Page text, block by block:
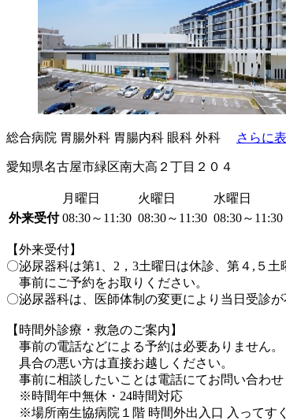
総合病院 胃腸外科 胃腸内科 眼科 外科 さらに
愛知県名古屋市緑区南大高２丁目２０４
月曜日 火曜日 水曜日
外来受付 08:30～11:30 08:30～11:30 08:30～11:30
【外来受付】
〇泌尿器科は第1、2，3土曜日は休診、第４,５
事前にご予約をお取りください。
〇泌尿器科は、医師体制の変更により当日受診
【時間外診療・救急のご案内】
事前の電話などによる予約は必要ありません。
具合の悪い方は直接お越しください。
事前に相談したいことは電話にてお問い合わせ
※時間年中無休・24時間対応
※場所南生協病院１階 時間外出入口 入ってす